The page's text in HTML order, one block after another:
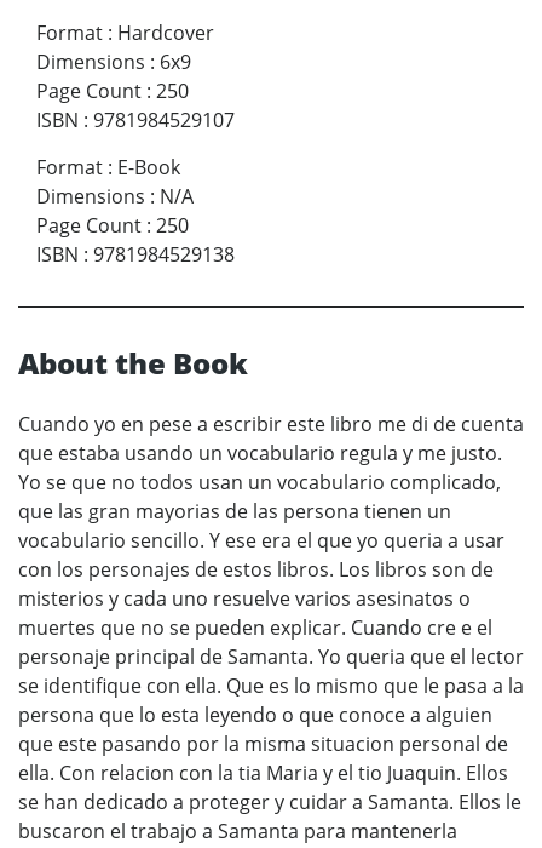
Format : Hardcover
Dimensions : 6x9
Page Count : 250
ISBN : 9781984529107
Format : E-Book
Dimensions : N/A
Page Count : 250
ISBN : 9781984529138
About the Book
Cuando yo en pese a escribir este libro me di de cuenta
que estaba usando un vocabulario regula y me justo.
Yo se que no todos usan un vocabulario complicado,
que las gran mayorias de las persona tienen un
vocabulario sencillo. Y ese era el que yo queria a usar
con los personajes de estos libros. Los libros son de
misterios y cada uno resuelve varios asesinatos o
muertes que no se pueden explicar. Cuando cre e el
personaje principal de Samanta. Yo queria que el lector
se identifique con ella. Que es lo mismo que le pasa a la
persona que lo esta leyendo o que conoce a alguien
que este pasando por la misma situacion personal de
ella. Con relacion con la tia Maria y el tio Juaquin. Ellos
se han dedicado a proteger y cuidar a Samanta. Ellos le
buscaron el trabajo a Samanta para mantenerla